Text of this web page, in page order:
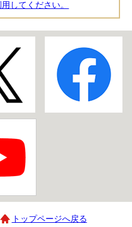
してください。
トップページへ戻る